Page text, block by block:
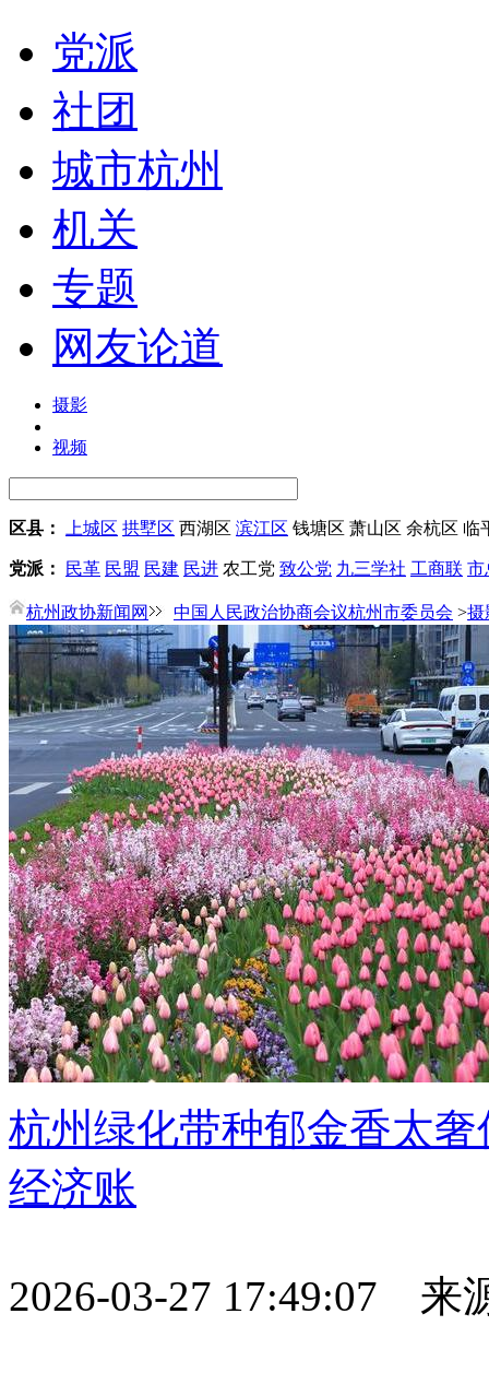
党派
社团
城市杭州
机关
专题
网友论道
摄影
视频
区县： 上城区 拱墅区 西湖区 滨江区 钱塘区 萧山区 余杭区 临
党派： 民革 民盟 民建 民进 农工党 致公党 九三学社 工商联 市
杭州政协新闻网 中国人民政治协商会议杭州市委员会 >摄
杭州绿化带种郁金香太
经济账
2026-03-27 17:49:07 来